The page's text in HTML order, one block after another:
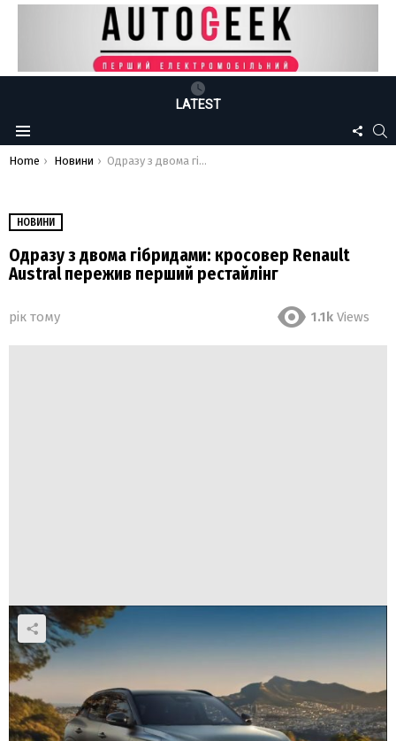
LATEST
Menu
US
You are here:
Home Новини Одразу з двома гібридами: кросовер Renault Austral пережив перший рестайлінг
НОВИНИ
Одразу з двома гібридами: кросовер Renault
Austral пережив перший рестайлінг
рік тому 1.1k Views